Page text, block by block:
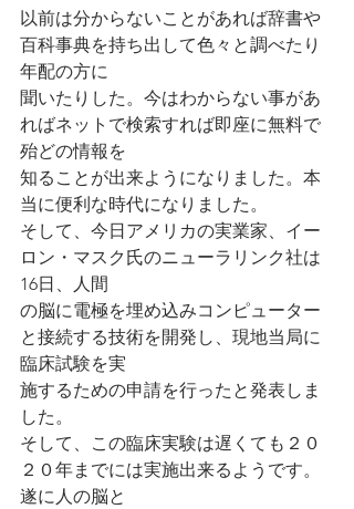
以前は分からないことがあれば辞書や
百科事典を持ち出して色々と調べたり
年配の方に
聞いたりした。今はわからない事があ
ればネットで検索すれば即座に無料で
殆どの情報を
知ることが出来ようになりました。本
当に便利な時代になりました。
そして、今日アメリカの実業家、イー
ロン・マスク氏のニューラリンク社は
16日、人間
の脳に電極を埋め込みコンピューター
と接続する技術を開発し、現地当局に
臨床試験を実
施するための申請を行ったと発表しま
した。
そして、この臨床実験は遅くても２０
２０年までには実施出来るようです。
遂に人の脳と